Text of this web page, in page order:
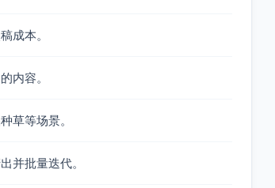
成本。
内容。
草等场景。
并批量迭代。